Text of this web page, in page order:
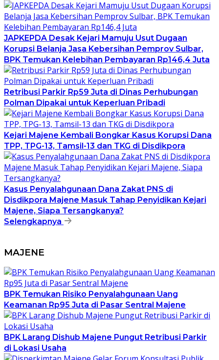
JAPKEPDA Desak Kejari Mamuju Usut Dugaan
Korupsi Belanja Jasa Kebersihan Pemprov Sulbar,
BPK Temukan Kelebihan Pembayaran Rp146,4 Juta
Retribusi Parkir Rp59 Juta di Dinas Perhubungan
Polman Dipakai untuk Keperluan Pribadi
Kejari Majene Kembali Bongkar Kasus Korupsi Dana
TPP, TPG-13, Tamsil-13 dan TKG di Disdikpora
Kasus Penyalahgunaan Dana Zakat PNS di
Disdikpora Majene Masuk Tahap Penyidikan Kejari
Majene, Siapa Tersangkanya?
Selengkapnya
MAJENE
BPK Temukan Risiko Penyalahgunaan Uang
Keamanan Rp95 Juta di Pasar Sentral Majene
BPK Larang Dishub Majene Pungut Retribusi Parkir
di Lokasi Usaha